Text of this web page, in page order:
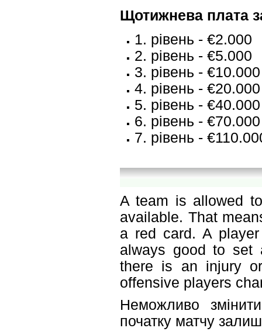
Щотижнева плата
1. рівень - €2.000
2. рівень - €5.000
3. рівень - €10.000
4. рівень - €20.000
5. рівень - €40.000
6. рівень - €70.000
7. рівень -
A team is allowed
available. That
a red card. A
always good to set
there is an injury
offensive players
Неможливо
початку матчу